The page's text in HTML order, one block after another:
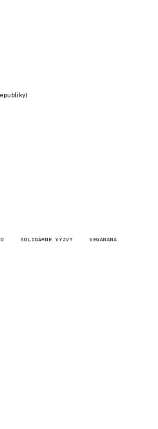
SOLIDÁRNE VÝZVY VEGANANA